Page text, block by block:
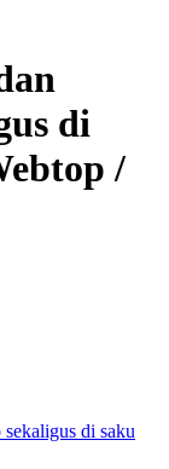
di
/
di saku